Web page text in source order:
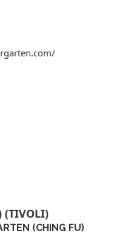
(TIVOLI)
(CHING FU)